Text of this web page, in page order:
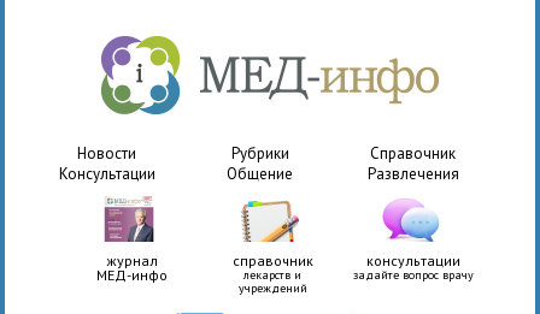
Новости Рубрики
Справочник
Консультации
Общение Развлечения
журнал
МЕД-инфо
справочник
лекарств и
учреждений
консультации
задайте вопрос врачу